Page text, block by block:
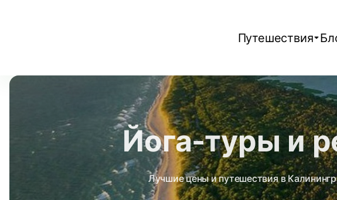
Путешествия
Йога-туры и
Лучшие цены и путешествия в